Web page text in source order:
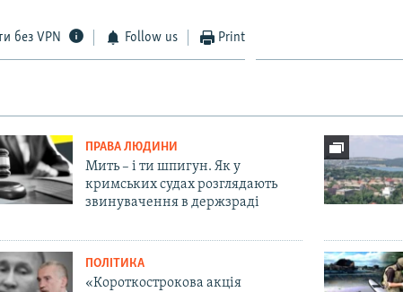
без VPN Follow us Print
ПРАВА ЛЮДИНИ
Мить – і ти шпигун. Як у
кримських судах розглядають
звинувачення в держзраді
ПОЛІТИКА
«Короткострокова акція